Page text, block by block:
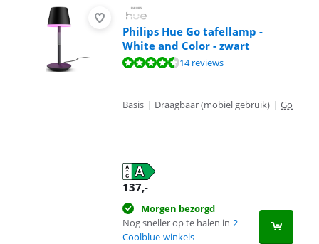
Philips Hue Go tafellamp -
White and Color - zwart
Beoordeling is 9,1 van de 10, gebaseerd op 14 reviews.
14 reviews
Basis | Draagbaar (mobiel gebruik) | Go
137,-
Morgen bezorgd
Nog sneller op te halen in 2
Coolblue-winkels